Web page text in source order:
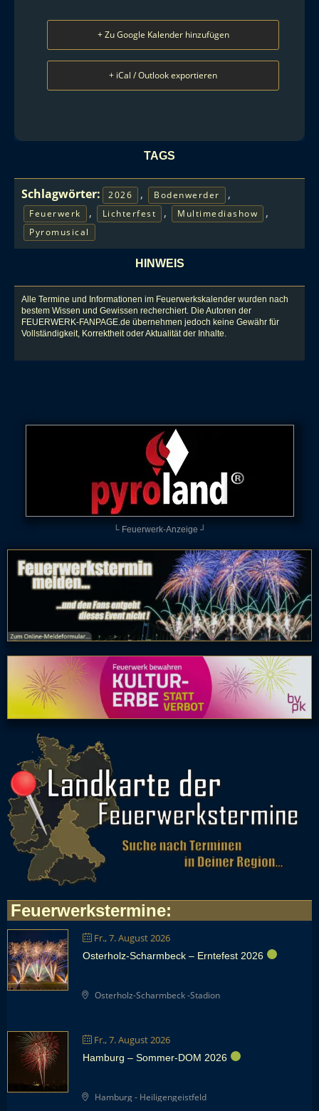
+ Zu Google Kalender hinzufügen
+ iCal / Outlook exportieren
TAGS
Schlagwörter: 2026 , Bodenwerder ,
Feuerwerk , Lichterfest , Multimediashow ,
Pyromusical
HINWEIS
Alle Termine und Informationen im Feuerwerkskalender wurden nach
bestem Wissen und Gewissen recherchiert. Die Autoren der
FEUERWERK-FANPAGE.de übernehmen jedoch keine Gewähr für
Vollständigkeit, Korrektheit oder Aktualität der Inhalte.
└ Feuerwerk-Anzeige ┘
Feuerwerkstermine:
Fr., 7. August 2026
Osterholz-Scharmbeck – Erntefest 2026
Osterholz-Scharmbeck -Stadion
Fr., 7. August 2026
Hamburg – Sommer-DOM 2026
Hamburg - Heiligengeistfeld